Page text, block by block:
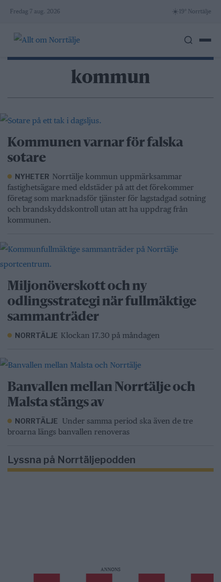
Skip
content
Fredag 7 aug. 2026 ☀️ 19° Norrtälje
kommun
Kommunen varnar för falska
sotare
NYHETER Norrtälje kommun uppmärksammar
fastighetsägare med eldstäder på att det förekommer
företag som marknadsför tjänster för lagstadgad sotning
och brandskyddskontroll utan att ha uppdrag från
kommunen.
Miljonöverskott och ny
odlingsstrategi när fullmäktige
sammanträder
NORRTÄLJE Klockan 17.30 på måndagen
Banvallen mellan Norrtälje och
Malsta stängs av
NORRTÄLJE Under samma period ska även de tre
broarna längs banvallen renoveras
Lyssna på Norrtäljepodden
ANNONS